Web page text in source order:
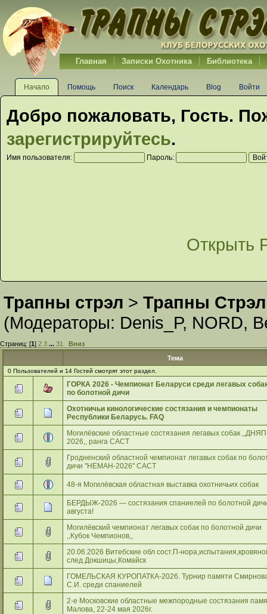
Главная Записки Охотника Библиотека
Начало Помощь Поиск Календарь Blog Войти
Добро пожаловать, Гость.
зарегистрируйтесь.
Имя пользователя: Пароль:
Открыть
Трапны стрэл > Трапны Стрэл
(Модераторы: Denis_P, NORD,
Страниц: [1] 2 3 ... 31
Вниз
Тема
0 Пользователей и 14 Гостей смотрят этот раздел.
ГОРКА 2026 - Чемпионат Беларуси среди легавых
по болотной дичи
Охотничьи кинологические состязания и чемпионаты
Республики Беларусь. FAQ
Могилёвские областные состязания легавых собак
2026,, ранга САСТ
Гродненский областной чемпионат легавых собак по
дичи "НЕМАН-2026" САСТ
48-я Могилёвская областная выставка охотничьих собак
БЕРДЫЖ-2026 — состязания спаниелей по болотной
августа!
Могилёвский чемпионат легавых собак по болотной дичи
,,Кубок Чемпионов,,
20.06.2026 Витебские обл сост.П-
след Докшицы,Комайск
ГОМЕЛЬСКАЯ КУРОПАТКА-2026. Турнир памяти
С.И. среди спаниелей
2-е Московские областные межпородные состязания
Малова, 22-24 мая 2026г.